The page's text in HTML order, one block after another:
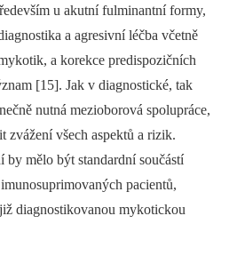
u akutní fulminantní formy,
a agresivní léčba včetně
a korekce predispozičních
[15]. Jak v diagnostické, tak
nutná mezioborová spolu­práce,
zvážení všech aspektů a rizik.
mělo být standardní součástí
pacientů,
diagnostikovanou mykotickou